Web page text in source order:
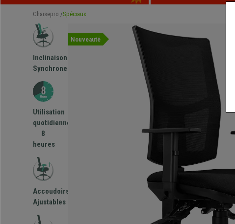
Chaisepro Spéciaux
Inclinaison
Synchrone
Utilisation
quotidienne
8
heures
Accoudoirs
Ajustables
Nouveauté